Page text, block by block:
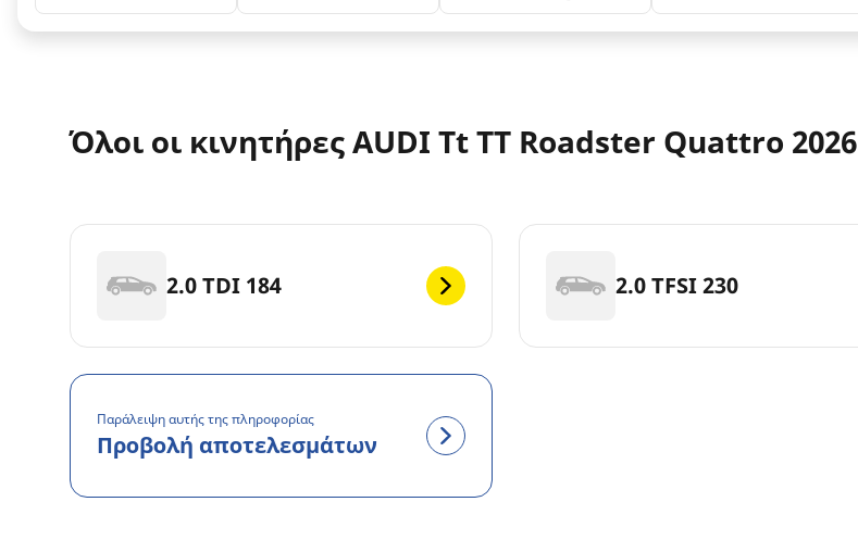
Όλοι οι κινητήρες AUDI Tt TT Roadster Quattro 2026
2.0 TDI 184 2.0 TFSI 230
Παράλειψη αυτής της πληροφορίας
Προβολή αποτελεσμάτων